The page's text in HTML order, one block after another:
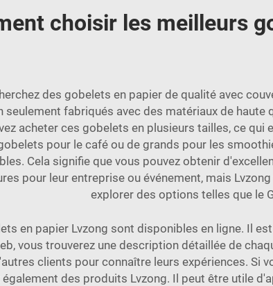
choisir les meilleurs
des gobelets en papier de qualité avec
seulement fabriqués avec des matériaux de
acheter ces gobelets en plusieurs tailles, ce
pour le café ou de grands pour les
Cela signifie que vous pouvez obtenir
pour leur entreprise ou événement, mais
explorer des options telles que le
en papier Lvzong sont disponibles en ligne. Il
vous trouverez une description détaillée de
clients pour connaître leurs expériences. Si
des produits Lvzong. Il peut être utile